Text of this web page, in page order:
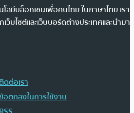
ลยีบล็อกเชนเพื่อคนไทย ในภาษาไทย เรา
บไซต์และเว็บบอร์ดต่างประเทศและนำมา
ดต่อเรา
อตกลงในการใช้งาน